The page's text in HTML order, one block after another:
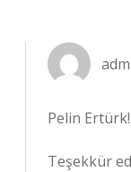
Pelin Ertürk!
Teşekkür